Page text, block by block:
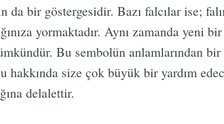
da bir göstergesidir. Bazı falcılar ise;
yormaktadır. Aynı zamanda yeni
Bu sembolün anlamlarından
size çok büyük bir yardım
delalettir.